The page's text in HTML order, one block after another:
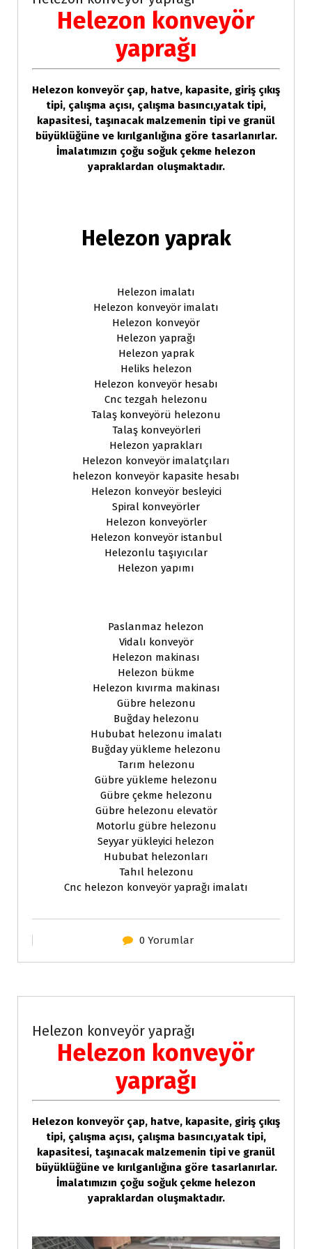
Helezon konveyör
yaprağı
Helezon konveyör çap, hatve, kapasite, giriş çıkış
tipi, çalışma açısı, çalışma basıncı,yatak tipi,
kapasitesi, taşınacak malzemenin tipi ve granül
büyüklüğüne ve kırılganlığına göre tasarlanırlar.
İmalatımızın çoğu soğuk çekme helezon
yapraklardan oluşmaktadır.
Helezon yaprak
Helezon imalatı
Helezon konveyör imalatı
Helezon konveyör
Helezon yaprağı
Helezon yaprak
Heliks helezon
Helezon konveyör hesabı
Cnc tezgah helezonu
Talaş konveyörü helezonu
Talaş konveyörleri
Helezon yaprakları
Helezon konveyör imalatçıları
helezon konveyör kapasite hesabı
Helezon konveyör besleyici
Spiral konveyörler
Helezon konveyörler
Helezon konveyör istanbul
Helezonlu taşıyıcılar
Helezon yapımı
Paslanmaz helezon
Vidalı konveyör
Helezon makinası
Helezon bükme
Helezon kıvırma makinası
Gübre helezonu
Buğday helezonu
Hububat helezonu imalatı
Buğday yükleme helezonu
Tarım helezonu
Gübre yükleme helezonu
Gübre çekme helezonu
Gübre helezonu elevatör
Motorlu gübre helezonu
Seyyar yükleyici helezon
Hububat helezonları
Tahıl helezonu
Cnc helezon konveyör yaprağı imalatı
0 Yorumlar
Helezon konveyör yaprağı
Helezon konveyör
yaprağı
Helezon konveyör çap, hatve, kapasite, giriş çıkış
tipi, çalışma açısı, çalışma basıncı,yatak tipi,
kapasitesi, taşınacak malzemenin tipi ve granül
büyüklüğüne ve kırılganlığına göre tasarlanırlar.
İmalatımızın çoğu soğuk çekme helezon
yapraklardan oluşmaktadır.